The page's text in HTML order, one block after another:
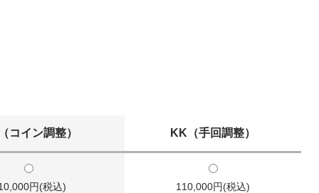
コイン調整） KK（手回調整）
円(税込) 110,000円(税込)